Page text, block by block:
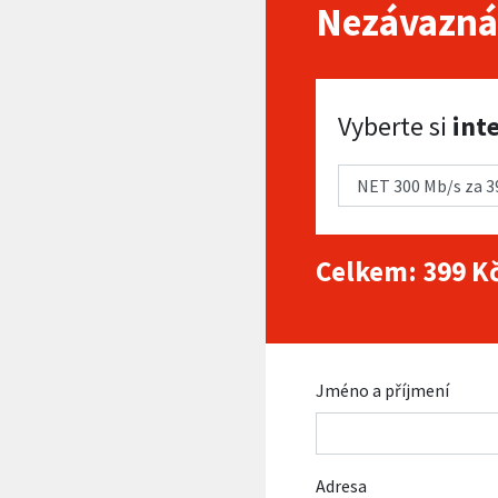
Vyberte si internet
Vyberte si
Celkem: 399
Jméno a příjmení
Adresa